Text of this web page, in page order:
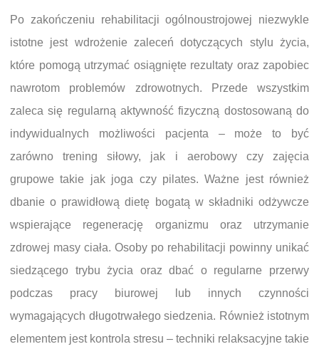
Po zakończeniu rehabilitacji ogólnoustrojowej niezwykle
istotne jest wdrożenie zaleceń dotyczących stylu życia,
które pomogą utrzymać osiągnięte rezultaty oraz zapobiec
nawrotom problemów zdrowotnych. Przede wszystkim
zaleca się regularną aktywność fizyczną dostosowaną do
indywidualnych możliwości pacjenta – może to być
zarówno trening siłowy, jak i aerobowy czy zajęcia
grupowe takie jak joga czy pilates. Ważne jest również
dbanie o prawidłową dietę bogatą w składniki odżywcze
wspierające regenerację organizmu oraz utrzymanie
zdrowej masy ciała. Osoby po rehabilitacji powinny unikać
siedzącego trybu życia oraz dbać o regularne przerwy
podczas pracy biurowej lub innych czynności
wymagających długotrwałego siedzenia. Również istotnym
elementem jest kontrola stresu – techniki relaksacyjne takie